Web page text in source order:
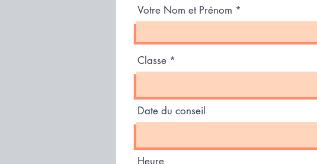
Votre Nom et Prénom
Classe
Date du conseil
Heure